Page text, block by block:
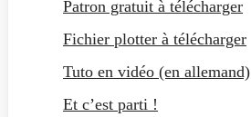
Patron gratuit à télécharger
Fichier plotter à télécharger
Tuto en vidéo (en allemand)
Et c’est parti !